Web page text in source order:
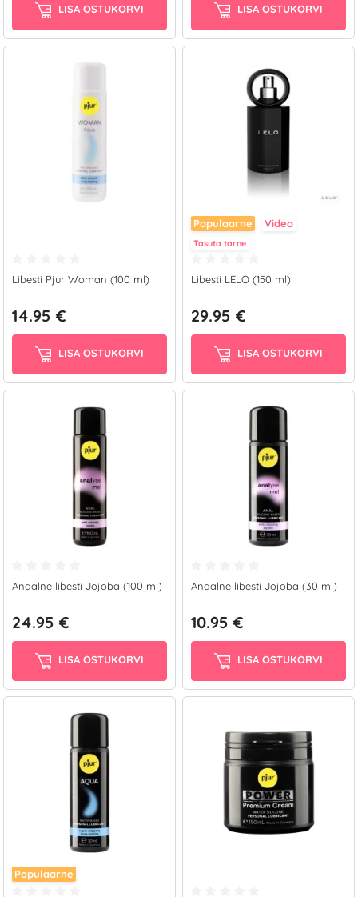
LISA OSTUKORVI LISA OSTUKORVI
Libesti Pjur Woman (100 ml)
14.95 €
LISA OSTUKORVI
Populaarne Video
Tasuta tarne
Libesti LELO (150 ml)
29.95 €
LISA OSTUKORVI
Anaalne libesti Jojoba (100 ml)
24.95 €
LISA OSTUKORVI
Anaalne libesti Jojoba (30 ml)
10.95 €
LISA OSTUKORVI
Populaarne